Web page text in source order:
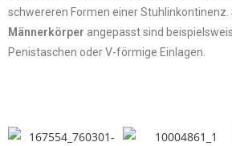
schwereren Formen einer Stuhlinkontinenz.
Männerkörper angepasst sind
Penistaschen oder V-förmige Einlagen.